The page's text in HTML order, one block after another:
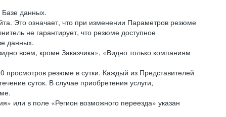
Базе данных.
Это означает, что при изменении Параметров резюме
не гарантирует, что резюме доступное
данных.
всем, кроме Заказчика», «Видно только компаниям
просмотров резюме в сутки. Каждый из Представителей
суток. В случае приобретения услуги,
или в поле «Регион возможного переезда» указан